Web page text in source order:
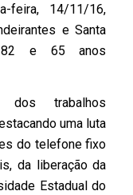
feira, 14/11/16,
e Santa
82 e 65 anos
trabalhos
uma luta
do telefone fixo
da liberação da
Estadual do